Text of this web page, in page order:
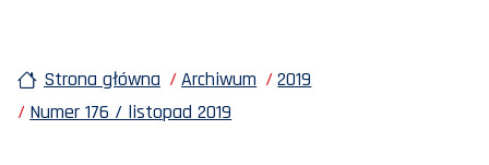
Strona główna Archiwum
2019
Numer 176 / listopad 2019